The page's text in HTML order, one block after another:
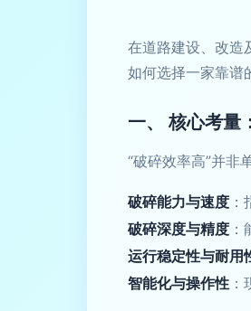
在道路建设、改造
如何选择一家靠谱
一、 核心考量
“破碎效率高”并非
破碎能力与速度
破碎深度与精度
运行稳定性与耐用
智能化与操作性